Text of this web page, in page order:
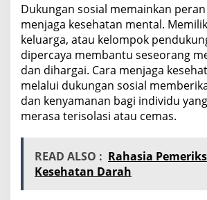
Dukungan sosial memainkan
menjaga kesehatan mental.
keluarga, atau kelompok
dipercaya membantu seseorang
dan dihargai. Cara menjaga
melalui dukungan sosial
dan kenyamanan bagi individu
merasa terisolasi atau cemas.
READ ALSO : Rahasia
Kesehatan Darah